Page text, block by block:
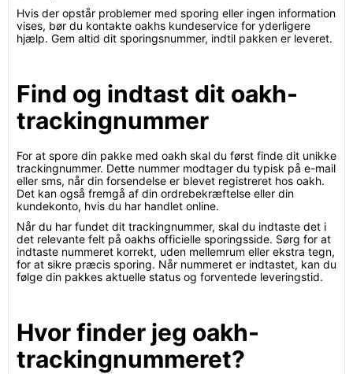
Hvis der opstår problemer med sporing eller ingen information
vises, bør du kontakte oakhs kundeservice for yderligere
hjælp. Gem altid dit sporingsnummer, indtil pakken er leveret.
Find og indtast dit oakh-
trackingnummer
For at spore din pakke med oakh skal du først finde dit unikke
trackingnummer. Dette nummer modtager du typisk på e-mail
eller sms, når din forsendelse er blevet registreret hos oakh.
Det kan også fremgå af din ordrebekræftelse eller din
kundekonto, hvis du har handlet online.
Når du har fundet dit trackingnummer, skal du indtaste det i
det relevante felt på oakhs officielle sporingsside. Sørg for at
indtaste nummeret korrekt, uden mellemrum eller ekstra tegn,
for at sikre præcis sporing. Når nummeret er indtastet, kan du
følge din pakkes aktuelle status og forventede leveringstid.
Hvor finder jeg oakh-
trackingnummeret?